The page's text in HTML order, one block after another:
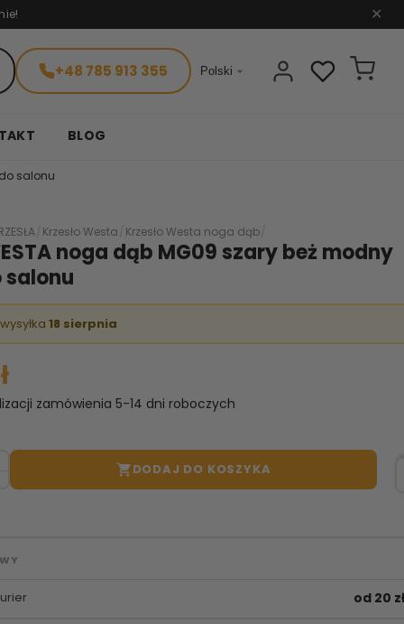
✕
+48 785 913 355 Polski 
BLOG
salonu
Krzesło Westa Krzesło Westa noga dąb
noga dąb MG09 szary beż modny
salonu
18 sierpnia
zamówienia 5-14 dni roboczych
DODAJ DO KOSZYKA
od 20